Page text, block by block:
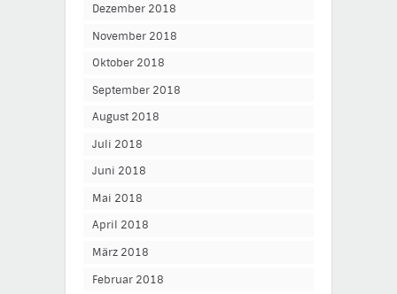
Dezember 2018
November 2018
Oktober 2018
September 2018
August 2018
Juli 2018
Juni 2018
Mai 2018
April 2018
März 2018
Februar 2018